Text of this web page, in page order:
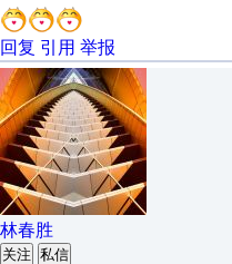
回复 引用 举报
林春胜
关注 私信